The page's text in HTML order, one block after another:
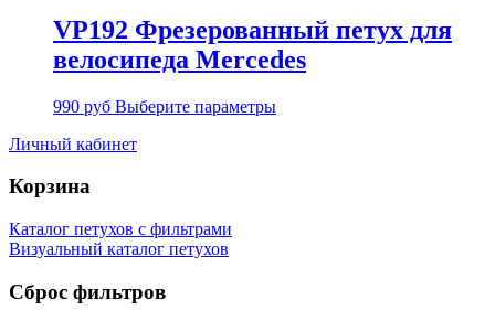
VP192 Фрезерованный петух для
велосипеда Mercedes
990 руб Выберите параметры
Личный кабинет
Корзина
Каталог петухов с фильтрами
Визуальный каталог петухов
Сброс фильтров